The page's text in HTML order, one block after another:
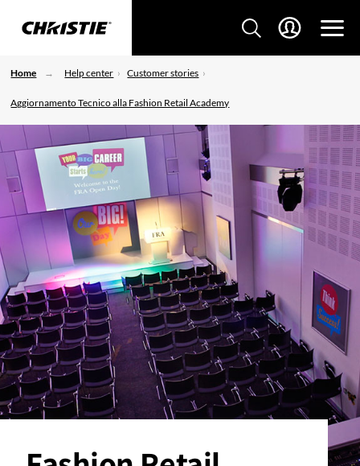
Home Help center Customer stories
Aggiornamento Tecnico alla Fashion Retail Academy